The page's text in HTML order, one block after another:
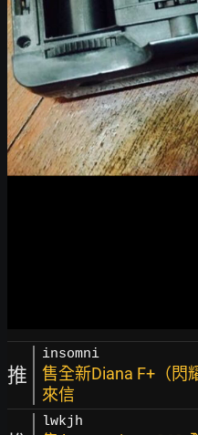
推
insomni
售全新Diana F+（閃
來信
lwkjh